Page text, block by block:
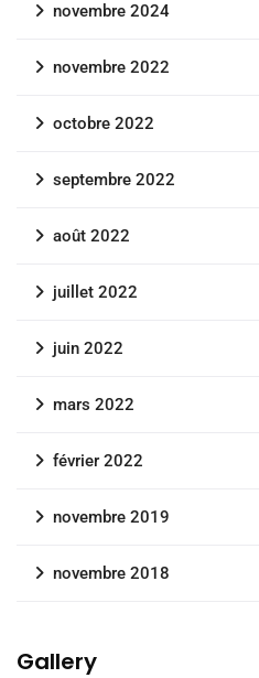
novembre 2024
novembre 2022
octobre 2022
septembre 2022
août 2022
juillet 2022
juin 2022
mars 2022
février 2022
novembre 2019
novembre 2018
Gallery